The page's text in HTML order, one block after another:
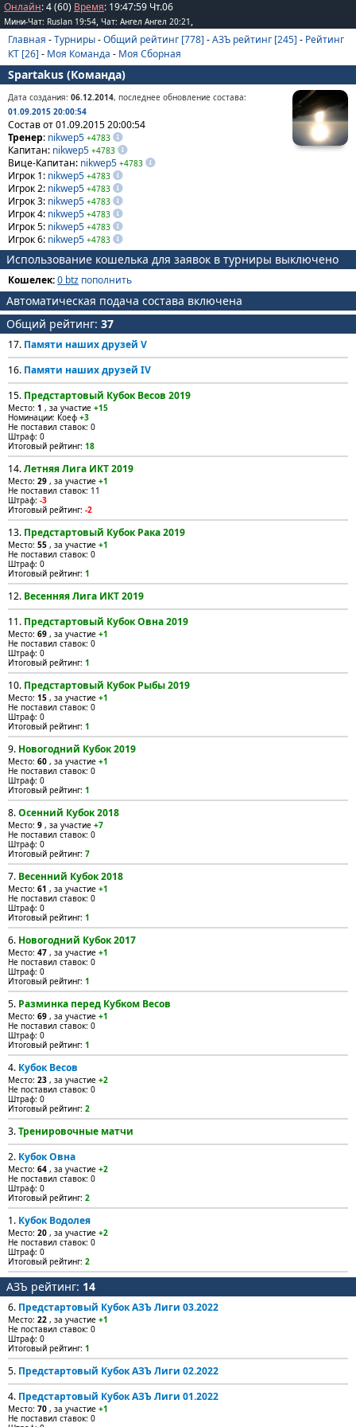
Онлайн: 4 (60) Время: 19:47:59 Чт.06
Мини-Чат: Ruslan 19:54, Чат: Ангел Ангел 20:21 ,
Главная -Турниры-Общий рейтинг [778] -АЗЪ рейтинг [245] - Рейтинг
КТ [26] - Моя Команда - Моя Сборная
Spartakus (Команда)
Дата создания: 06.12.2014, последнее обновление состава:
01.09.2015 20:00:54
Состав от 01.09.2015 20:00:54
Тренер: nikwep5 +4783
Капитан: nikwep5 +4783
Вице-Капитан: nikwep5 +4783
Игрок 1: nikwep5 +4783
Игрок 2: nikwep5 +4783
Игрок 3: nikwep5 +4783
Игрок 4: nikwep5 +4783
Игрок 5: nikwep5 +4783
Игрок 6: nikwep5 +4783
Использование кошелька для заявок в турниры выключено
Кошелек:0 btz пополнить
Автоматическая подача состава включена
Общий рейтинг: 37
17. Памяти наших друзей V
16. Памяти наших друзей IV
15. Предстартовый Кубок Весов 2019
Место: 1 , за участие +15
Номинации: Коеф +3
Не поставил ставок: 0
Штраф: 0
Итоговый рейтинг: 18
14.Летняя Лига ИКТ 2019
Место: 29 , за участие +1
Не поставил ставок: 11
Штраф: -3
Итоговый рейтинг: -2
13. Предстартовый Кубок Рака 2019
Место: 55 , за участие +1
Не поставил ставок: 0
Штраф: 0
Итоговый рейтинг: 1
12. Весенняя Лига ИКТ 2019
11. Предстартовый Кубок Овна 2019
Место: 69 , за участие +1
Не поставил ставок: 0
Штраф: 0
Итоговый рейтинг: 1
10. Предстартовый Кубок Рыбы 2019
Место: 15 , за участие +1
Не поставил ставок: 0
Штраф: 0
Итоговый рейтинг: 1
9. Новогодний Кубок 2019
Место: 60 , за участие +1
Не поставил ставок: 0
Штраф: 0
Итоговый рейтинг: 1
8.Осенний Кубок 2018
Место: 9 , за участие +7
Не поставил ставок: 0
Штраф: 0
Итоговый рейтинг: 7
7. Весенний Кубок 2018
Место: 61 , за участие +1
Не поставил ставок: 0
Штраф: 0
Итоговый рейтинг: 1
6. Новогодний Кубок 2017
Место: 47 , за участие +1
Не поставил ставок: 0
Штраф: 0
Итоговый рейтинг: 1
5. Разминка перед Кубком Весов
Место: 69 , за участие +1
Не поставил ставок: 0
Штраф: 0
Итоговый рейтинг: 1
4. Кубок Весов
Место: 23 , за участие +2
Не поставил ставок: 0
Штраф: 0
Итоговый рейтинг: 2
3.Тренировочные матчи
2. Кубок Овна
Место: 64 , за участие +2
Не поставил ставок: 0
Штраф: 0
Итоговый рейтинг: 2
1. Кубок Водолея
Место: 20 , за участие +2
Не поставил ставок: 0
Штраф: 0
Итоговый рейтинг: 2
АЗЪ рейтинг: 14
6. Предстартовый Кубок АЗЪ Лиги 03.2022
Место: 22 , за участие +1
Не поставил ставок: 0
Штраф: 0
Итоговый рейтинг: 1
5. Предстартовый Кубок АЗЪ Лиги 02.2022
4. Предстартовый Кубок АЗЪ Лиги 01.2022
Место: 70 , за участие +1
Не поставил ставок: 0